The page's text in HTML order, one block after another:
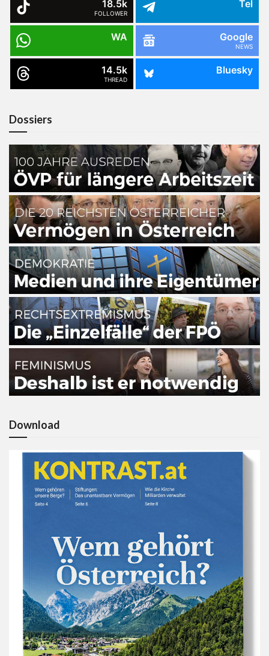
18.5k
FOLLOWER
Tel
WA Google
NEWS
14.5k
THREAD
Bluesky
Dossiers
Download